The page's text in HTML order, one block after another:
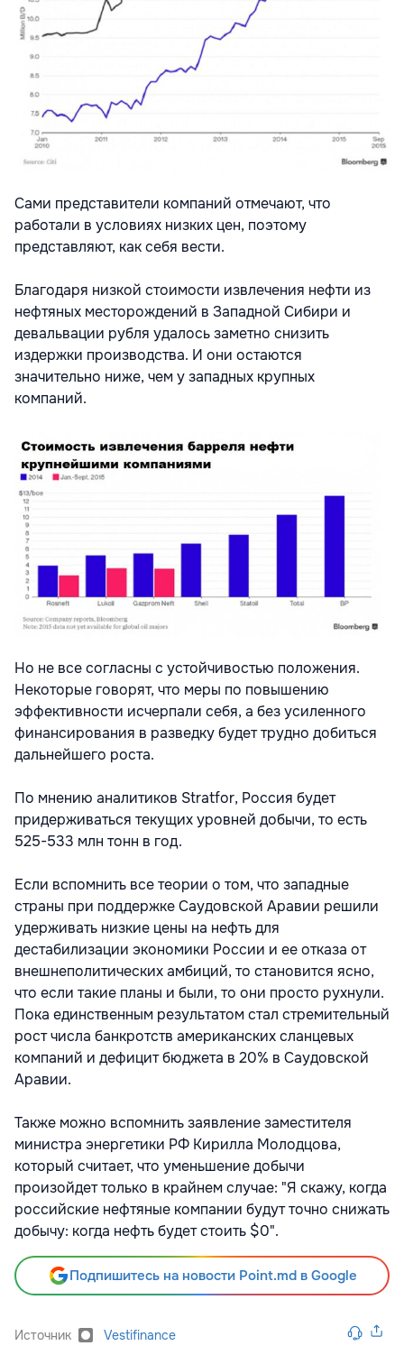
Сами представители компаний отмечают, что
работали в условиях низких цен, поэтому
представляют, как себя вести.
Благодаря низкой стоимости извлечения нефти из
нефтяных месторождений в Западной Сибири и
девальвации рубля удалось заметно снизить
издержки производства. И они остаются
значительно ниже, чем у западных крупных
компаний.
Но не все согласны с устойчивостью положения.
Некоторые говорят, что меры по повышению
эффективности исчерпали себя, а без усиленного
финансирования в разведку будет трудно добиться
дальнейшего роста.
По мнению аналитиков Stratfor, Россия будет
придерживаться текущих уровней добычи, то есть
525-533 млн тонн в год.
Если вспомнить все теории о том, что западные
страны при поддержке Саудовской Аравии решили
удерживать низкие цены на нефть для
дестабилизации экономики России и ее отказа от
внешнеполитических амбиций, то становится ясно,
что если такие планы и были, то они просто рухнули.
Пока единственным результатом стал стремительный
рост числа банкротств американских сланцевых
компаний и дефицит бюджета в 20% в Саудовской
Аравии.
Также можно вспомнить заявление заместителя
министра энергетики РФ Кирилла Молодцова,
который считает, что уменьшение добычи
произойдет только в крайнем случае: "Я скажу, когда
российские нефтяные компании будут точно снижать
добычу: когда нефть будет стоить $0".
Подпишитесь на новости Point.md в Google
Источник Vestifinance